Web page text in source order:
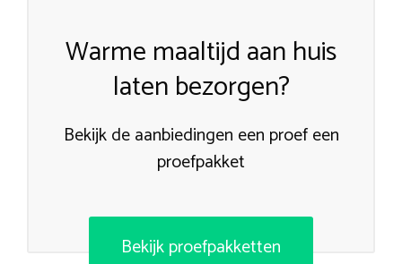
Warme maaltijd aan huis
laten bezorgen?
Bekijk de aanbiedingen een proef een
proefpakket
Bekijk proefpakketten